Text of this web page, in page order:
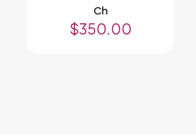
Ch
$350.00